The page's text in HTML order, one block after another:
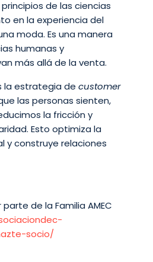
principios de las ciencias
en la experiencia del
moda. Es una manera
humanas y
más allá de la venta.
la estrategia de customer
las personas sienten,
la fricción y
Esto optimiza la
y construye relaciones
de la Familia AMEC
socio/